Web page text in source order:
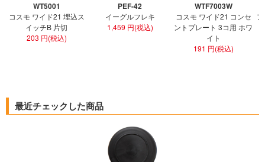
WT5001
コスモ ワイド21 埋込ス
イッチB 片切
203 円(税込)
PEF-42
イーグルフレキ
1,459 円(税込)
WTF7003W
コスモ ワイド21 コンセ
ントプレート 3コ用 ホワ
イト
191 円(税込)
最近チェックした商品